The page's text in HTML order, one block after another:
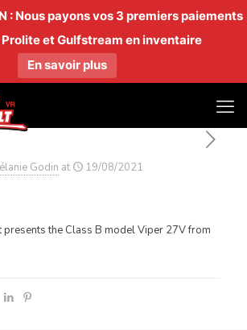
: Nous payons vos 3 premiers paiements
et Gulfstream en inventaire
En savoir plus
Godin at 19/08/2021
the Class B model Viper 27V from